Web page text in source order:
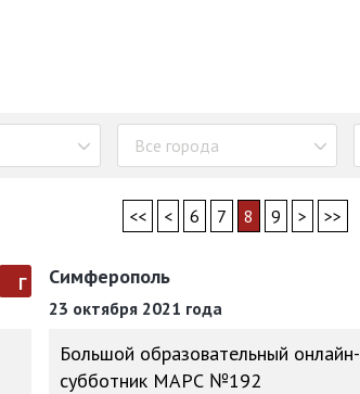
Все города
<< < 6 7 8 9 > >>
г Симферополь
23 октября 2021 года
Большой образовательный онлайн-
субботник МАРС №192